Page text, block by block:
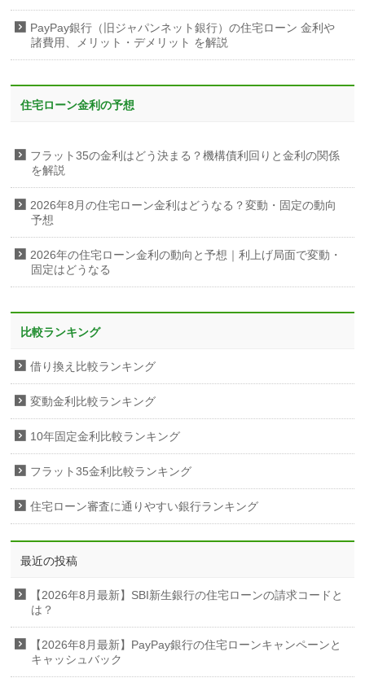
PayPay銀行（旧ジャパンネット銀行）の住宅ローン 金利や
諸費用、メリット・デメリット を解説
住宅ローン金利の予想
フラット35の金利はどう決まる？機構債利回りと金利の関係
を解説
2026年8月の住宅ローン金利はどうなる？変動・固定の動向
予想
2026年の住宅ローン金利の動向と予想｜利上げ局面で変動・
固定はどうなる
比較ランキング
借り換え比較ランキング
変動金利比較ランキング
10年固定金利比較ランキング
フラット35金利比較ランキング
住宅ローン審査に通りやすい銀行ランキング
最近の投稿
【2026年8月最新】SBI新生銀行の住宅ローンの請求コードと
は？
【2026年8月最新】PayPay銀行の住宅ローンキャンペーンと
キャッシュバック